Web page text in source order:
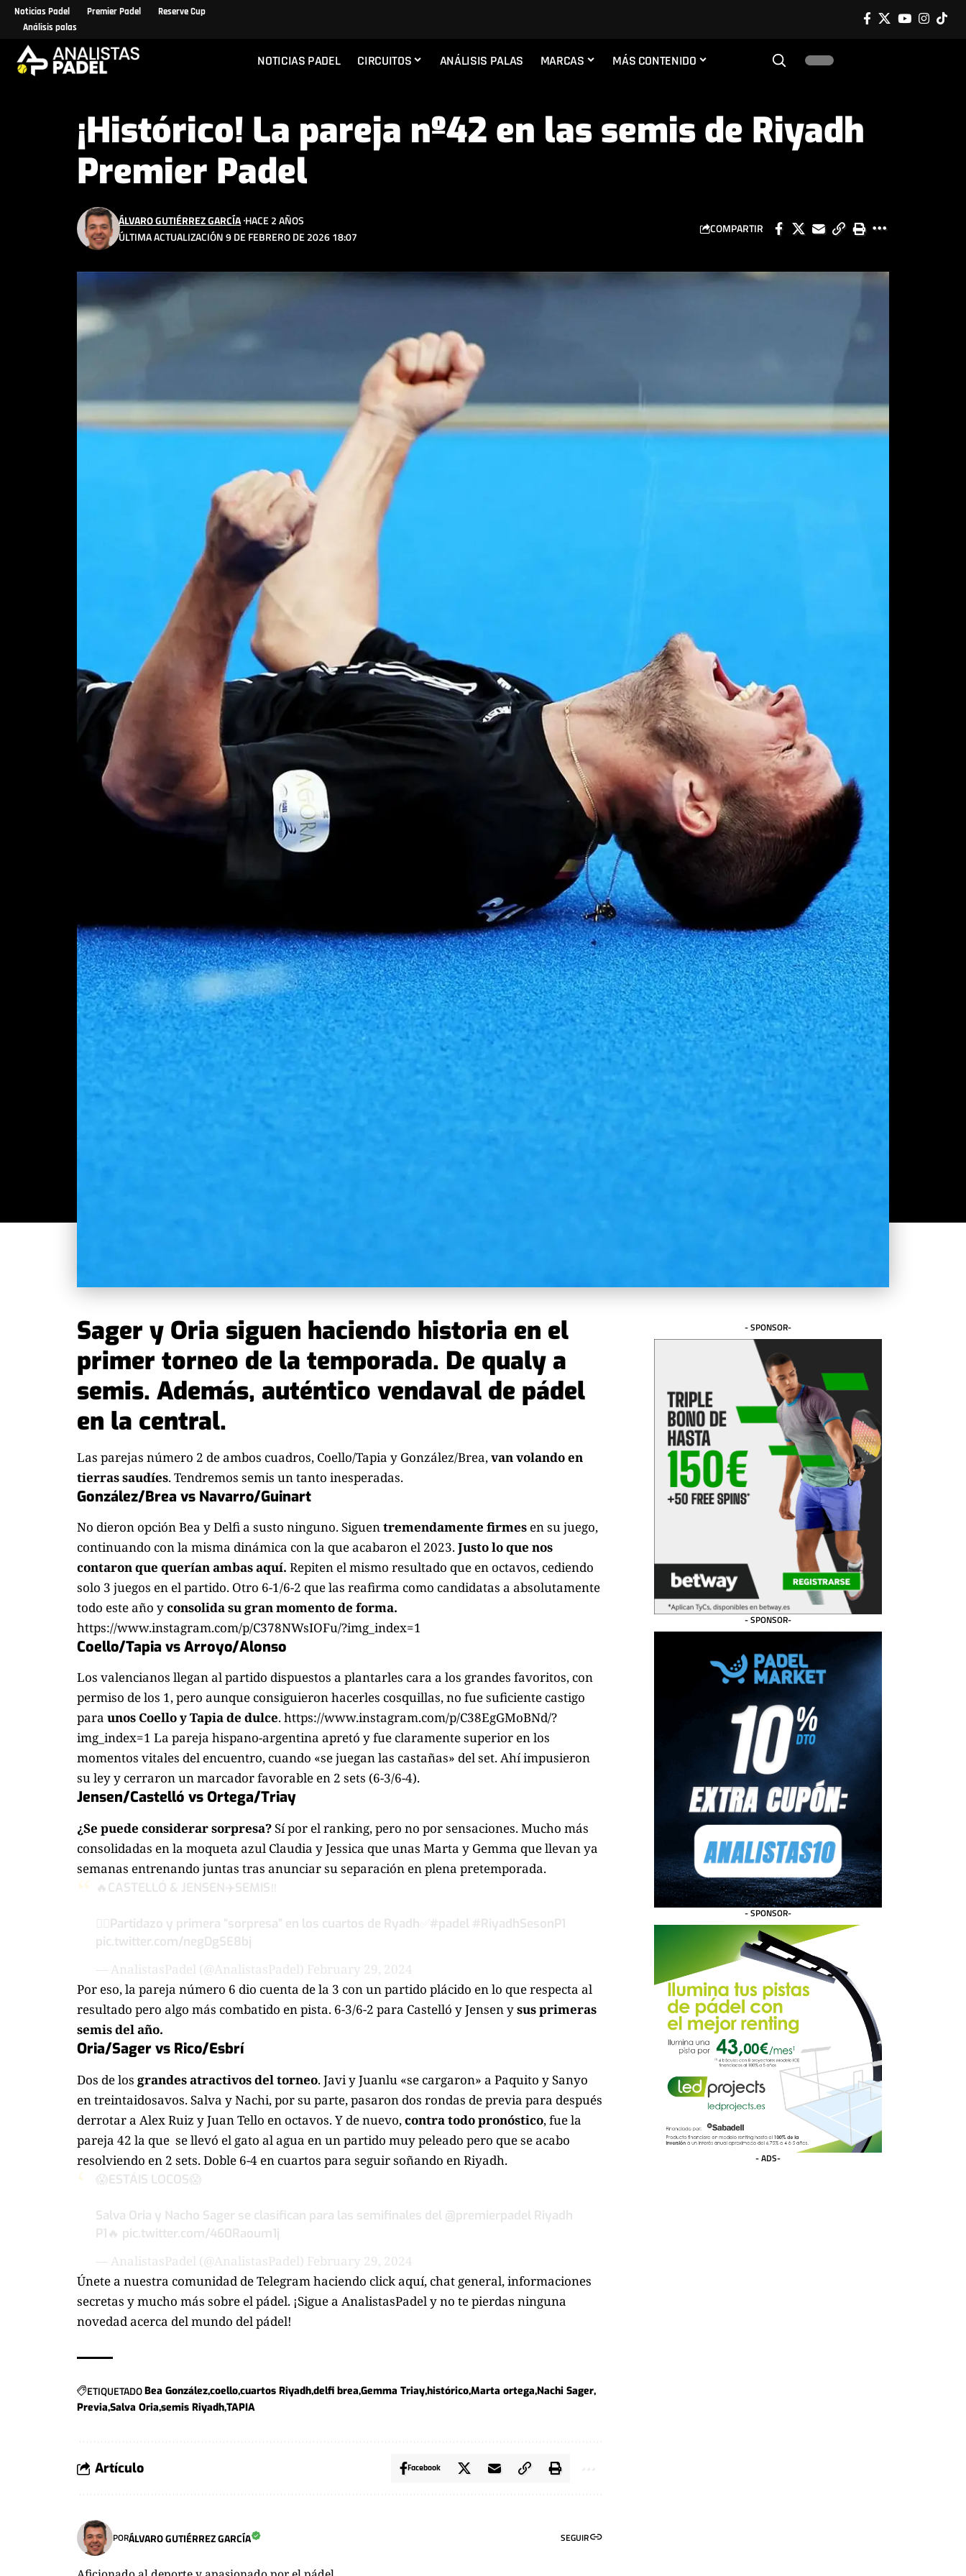
Noticias Padel Premier Padel
Reserve Cup
Análisis palas
NOTICIAS PADEL CIRCUITOS ANÁLISIS PALAS MARCAS MÁS CONTENIDO
¡Histórico! La pareja nº42 en las semis de Riyadh
Premier Padel
ÚLTIMA ACTUALIZACIÓN 9 DE FEBRERO DE 2026 18:07
ÁLVARO GUTIÉRREZ GARCÍA HACE 2 AÑOS
COMPARTIR
Sager y Oria siguen haciendo historia en el
primer torneo de la temporada. De qualy a
semis. Además, auténtico vendaval de pádel
en la central.
Las parejas número 2 de ambos cuadros, Coello/Tapia y González/Brea,van volando en
tierras saudíes. Tendremos semis un tanto inesperadas.
González/Brea vs Navarro/Guinart
No dieron opción Bea y Delfi a susto ninguno. Siguentremendamente firmes en su juego,
continuando con la misma dinámica con la que acabaron el 2023.Justolo que nos
contaronque querían ambasaquí. Repiten el mismo resultado que en octavos, cediendo
solo 3 juegos en el partido. Otro 6-1/6-2 que las reafirma como candidatas a absolutamente
todo este año yconsolida su gran momento de forma.
https://www.instagram.com/p/C378NWsIOFu/?img_index=1
Coello/Tapia vs Arroyo/Alonso
Los valencianos llegan al partido dispuestos a plantarles cara a los grandes favoritos, con
permiso de los 1, pero aunque consiguieron hacerles cosquillas, no fue suficiente castigo
para unos Coello y Tapia de dulce. https://www.instagram.com/p/C38EgGMoBNd/?
img_index=1 La pareja hispano-argentina apretó y fue claramente superior en los
momentos vitales del encuentro, cuando «se juegan las castañas» del set. Ahí impusieron
su ley y cerraron un marcador favorable en 2 sets (6-3/6-4).
Jensen/Castelló vs Ortega/Triay
¿Se puede considerar sorpresa?Sí por el ranking, pero no por sensaciones. Mucho más
consolidadas en la moqueta azul Claudia y Jessica que unas Marta y Gemma que llevan ya
semanas entrenando juntas tras anunciar su separación en plena pretemporada.
🔥CASTELLÓ & JENSEN✈️SEMIS‼️
👉🏾Partidazo y primera “sorpresa” en los cuartos de Ryadh✅ #padel #RiyadhSesonP1
pic.twitter.com/negDgSE8bj
— AnalistasPadel (@AnalistasPadel) February 29, 2024
Por eso, la pareja número 6 dio cuenta de la 3 con un partido plácido en lo que respecta al
resultado pero algo más combatido en pista. 6-3/6-2 para Castelló y Jensen ysus primeras
semis del año.
Oria/Sager vs Rico/Esbrí
Dos de los grandes atractivos del torneo. Javi y Juanlu «se cargaron» a Paquito y Sanyo
en treintaidosavos. Salva y Nachi, por su parte, pasaron dos rondas de previa para después
derrotar a Alex Ruiz y Juan Tello en octavos. Y de nuevo,contra todo pronóstico, fue la
pareja 42 la que se llevó el gato al agua en un partido muy peleado pero que se acabo
resolviendo en 2 sets. Doble 6-4 en cuartos para seguir soñando en Riyadh.
😱ESTÁIS LOCOS😱
Salva Oria y Nacho Sager se clasifican para las semifinales del @premierpadelRiyadh
P1🔥 pic.twitter.com/460Raoum1j
— AnalistasPadel (@AnalistasPadel) February 29, 2024
Únete a nuestra comunidad de Telegram haciendo click aquí, chat general, informaciones
secretas y mucho más sobre el pádel. ¡Sigue a AnalistasPadely no te pierdas ninguna
novedad acerca del mundo del pádel!
ETIQUETADOBea Gonzálezcoellocuartos Riyadhdelfi brea Gemma TriayhistóricoMarta ortega Nachi Sager
Previa Salva Oria semis RiyadhTAPIA
Artículo Facebook
PORÁLVARO GUTIÉRREZ GARCÍA SEGUIR
- SPONSOR-
- SPONSOR-
- SPONSOR-
- ADS-